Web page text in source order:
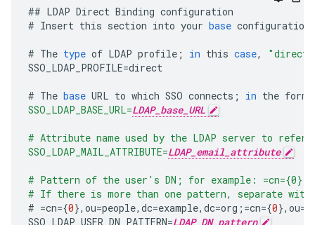
## LDAP Direct Binding configuration
# Insert this section into your base configuration
# The type of LDAP profile ; in this case,
"direct"
SSO_LDAP_PROFILE=direct
# The base URL to which SSO connects ; in the form
SSO_LDAP_BASE_URL=LDAP_base_URL
# Attribute name used by the LDAP server to
SSO_LDAP_MAIL_ATTRIBUTE=LDAP_email_attribute
# Pattern of the user's DN; for example:
# If there is more than one pattern, separate with
# =cn={0}, ou=people, dc=example, dc=org ;=cn={0}, ou=
SSO_LDAP_USER_DN_PATTERN=LDAP_DN_pattern